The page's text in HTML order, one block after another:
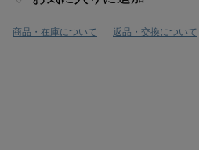
商品・在庫について 返品・交換について